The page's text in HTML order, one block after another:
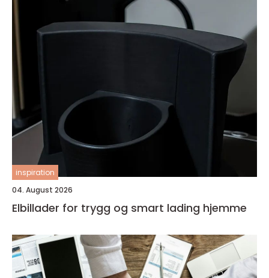
inspiration
04. August 2026
Elbillader for trygg og smart lading hjemme